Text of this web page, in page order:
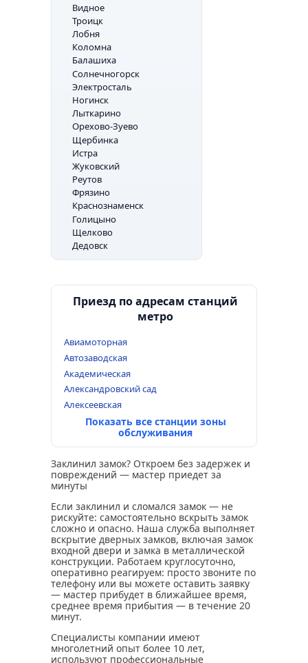
Видное
Троицк
Лобня
Коломна
Балашиха
Солнечногорск
Электросталь
Ногинск
Лыткарино
Орехово-Зуево
Щербинка
Истра
Жуковский
Реутов
Фрязино
Краснознаменск
Голицыно
Щелково
Дедовск
Приезд по адресам станций
метро
Авиамоторная
Автозаводская
Академическая
Александровский сад
Алексеевская
Показать все станции зоны
обслуживания
Заклинил замок? Откроем без задержек и
повреждений — мастер приедет за
минуты
Если заклинил и сломался замок — не
рискуйте: самостоятельно вскрыть замок
сложно и опасно. Наша служба выполняет
вскрытие дверных замков, включая замок
входной двери и замка в металлической
конструкции. Работаем круглосуточно,
оперативно реагируем: просто звоните по
телефону или вы можете оставить заявку
— мастер прибудет в ближайшее время,
среднее время прибытия — в течение 20
минут.
Специалисты компании имеют
многолетний опыт более 10 лет,
используют профессиональные